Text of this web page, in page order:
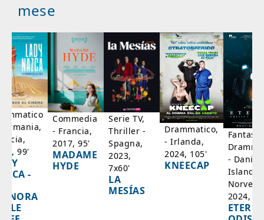
mese
99'
-
Commedia
- Francia,
2017, 95'
MADAME
HYDE
Serie TV,
Thriller -
Spagna,
2023,
7x60'
LA
MESÍAS
Drammatico,
- Irlanda,
2024, 105'
KNEECAP
-
Islanda,
2024,